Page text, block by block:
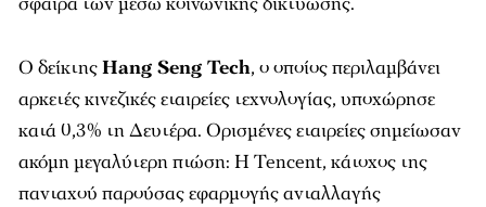
Ο δείκτηςHang Seng Tech, ο οποίος περιλαμβάνει
αρκετές κινεζικές εταιρείες τεχνολογίας, υποχώρησε
κατά 0,3% τη Δευτέρα. Ορισμένες εταιρείες σημείωσαν
ακόμη μεγαλύτερη πτώση: Η Tencent, κάτοχος της
πανταχού παρούσας εφαρμογής ανταλλαγής